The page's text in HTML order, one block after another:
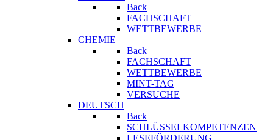
Back
FACHSCHAFT
WETTBEWERBE
CHEMIE
Back
FACHSCHAFT
WETTBEWERBE
MINT-TAG
VERSUCHE
DEUTSCH
Back
SCHLÜSSELKOMPETENZEN
LESEFÖRDERUNG